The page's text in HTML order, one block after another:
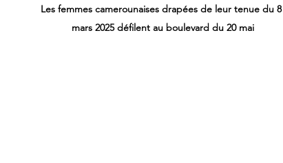
Les femmes camerounaises drapées de leur tenue du 8
mars 2025 défilent au boulevard du 20 mai